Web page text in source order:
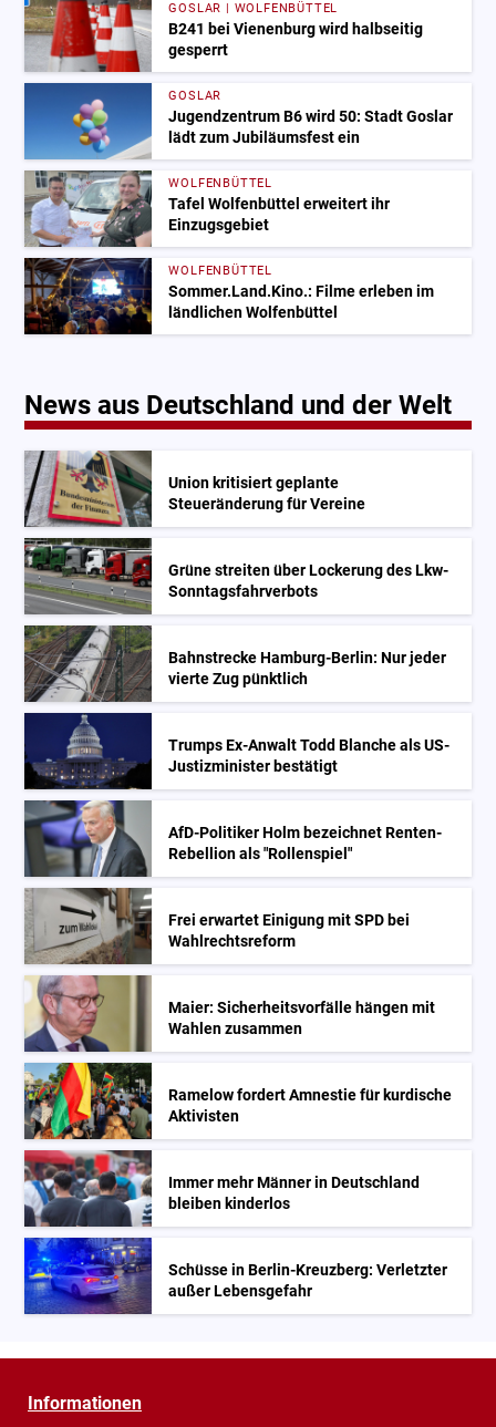
GOSLAR | WOLFENBÜTTEL
B241 bei Vienenburg wird halbseitig
gesperrt
GOSLAR
Jugendzentrum B6 wird 50: Stadt Goslar
lädt zum Jubiläumsfest ein
WOLFENBÜTTEL
Tafel Wolfenbüttel erweitert ihr
Einzugsgebiet
WOLFENBÜTTEL
Sommer.Land.Kino.: Filme erleben im
ländlichen Wolfenbüttel
News aus Deutschland und der Welt
Union kritisiert geplante
Steueränderung für Vereine
Grüne streiten über Lockerung des Lkw-
Sonntagsfahrverbots
Bahnstrecke Hamburg-Berlin: Nur jeder
vierte Zug pünktlich
Trumps Ex-Anwalt Todd Blanche als US-
Justizminister bestätigt
AfD-Politiker Holm bezeichnet Renten-
Rebellion als "Rollenspiel"
Frei erwartet Einigung mit SPD bei
Wahlrechtsreform
Maier: Sicherheitsvorfälle hängen mit
Wahlen zusammen
Ramelow fordert Amnestie für kurdische
Aktivisten
Immer mehr Männer in Deutschland
bleiben kinderlos
Schüsse in Berlin-Kreuzberg: Verletzter
außer Lebensgefahr
Informationen